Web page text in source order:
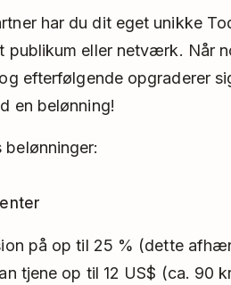
har du dit eget unikke
publikum eller netværk. Når
efterfølgende opgraderer
en belønning!
belønninger:
på op til 25 % (dette
tjene op til 12 US$ (ca. 90